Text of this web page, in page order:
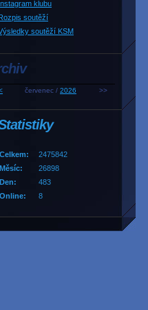
klubu
soutěží
soutěží KSM
červenec / 2026 >>
Online: 8
Celkem:
2475842
Měsíc:
26898
Den:
483